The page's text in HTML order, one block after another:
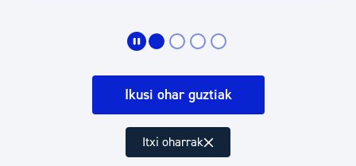
Ikusi ohar guztiak
Itxi oharrak